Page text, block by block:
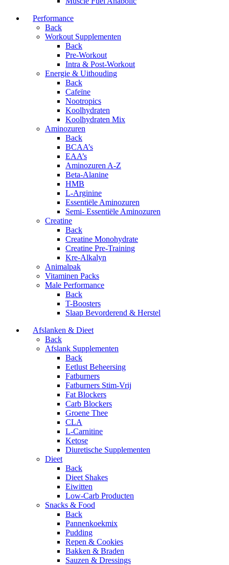
Performance
Back
Workout Supplementen
Back
Pre-Workout
Intra & Post-Workout
Energie & Uithouding
Back
Cafeïne
Nootropics
Koolhydraten
Koolhydraten Mix
Aminozuren
Back
BCAA’s
EAA’s
Aminozuren A-Z
Beta-Alanine
HMB
L-Arginine
Essentiële Aminozuren
Semi- Essentiële Aminozuren
Creatine
Back
Creatine Monohydrate
Creatine Pre-Training
Kre-Alkalyn
Animalpak
Vitaminen Packs
Male Performance
Back
T-Boosters
Slaap Bevorderend & Herstel
Afslanken & Dieet
Back
Afslank Supplementen
Back
Eetlust Beheersing
Fatburners
Fatburners Stim-Vrij
Fat Blockers
Carb Blockers
Groene Thee
CLA
L-Carnitine
Ketose
Diuretische Supplementen
Dieet
Back
Dieet Shakes
Eiwitten
Low-Carb Producten
Snacks & Food
Back
Pannenkoekmix
Pudding
Repen & Cookies
Bakken & Braden
Sauzen & Dressings